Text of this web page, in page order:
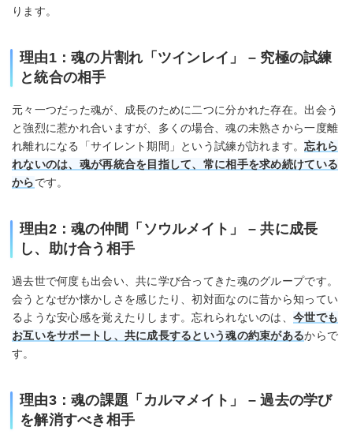
ります。
理由1：魂の片割れ「ツインレイ」 – 究極の試練
と統合の相手
元々一つだった魂が、成長のために二つに分かれた存在。出会う
と強烈に惹かれ合いますが、多くの場合、魂の未熟さから一度離
れ離れになる「サイレント期間」という試練が訪れます。忘れら
れないのは、魂が再統合を目指して、常に相手を求め続けている
からです。
理由2：魂の仲間「ソウルメイト」 – 共に成長
し、助け合う相手
過去世で何度も出会い、共に学び合ってきた魂のグループです。
会うとなぜか懐かしさを感じたり、初対面なのに昔から知ってい
るような安心感を覚えたりします。忘れられないのは、 今世でも
お互いをサポートし、共に成長するという魂の約束があるからで
す。
理由3：魂の課題「カルマメイト」 – 過去の学び
を解消すべき相手